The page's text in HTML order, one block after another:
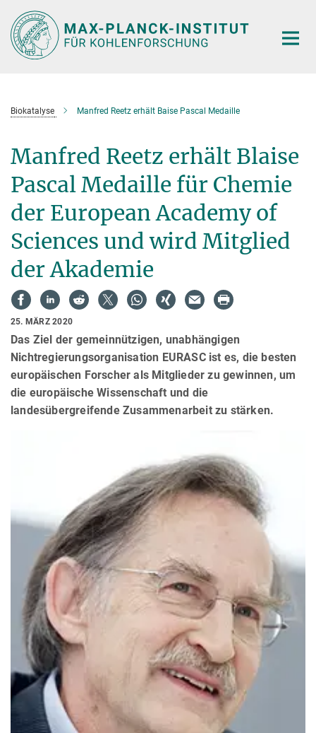
Hauptinhalt
Biokatalyse Manfred Reetz erhält Baise Pascal Medaille
Manfred Reetz erhält Blaise
Pascal Medaille für Chemie
der European Academy of
Sciences und wird Mitglied
der Akademie
25. MÄRZ 2020
Das Ziel der gemeinnützigen, unabhängigen
Nichtregierungsorganisation EURASC ist es, die besten
europäischen Forscher als Mitglieder zu gewinnen, um
die europäische Wissenschaft und die
landesübergreifende Zusammenarbeit zu stärken.